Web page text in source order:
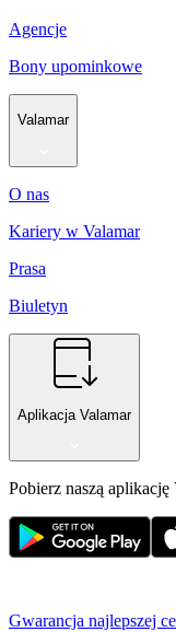
Agencje
Bony upominkowe
Valamar
O nas
Kariery w Valamar
Prasa
Biuletyn
Aplikacja Valamar
Pobierz naszą
Gwarancja najlepszej